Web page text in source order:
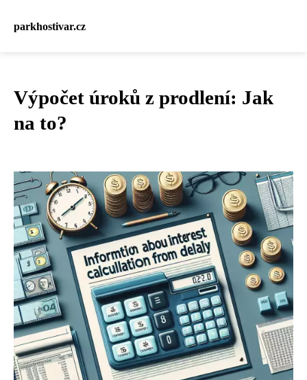
parkhostivar.cz
Výpočet úroků z prodlení: Jak
na to?